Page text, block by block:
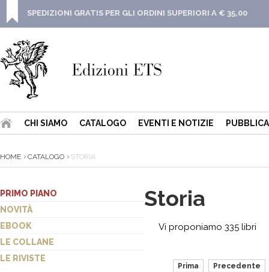
SPEDIZIONI GRATIS PER GLI ORDINI SUPERIORI A € 35,00
CHI SIAMO CATALOGO EVENTI E NOTIZIE
HOME CATALOGO STORIA
PRIMO PIANO
NOVITÀ
EBOOK
LE COLLANE
LE RIVISTE
Storia
Vi proponiamo 335 libri
Prima Precedente